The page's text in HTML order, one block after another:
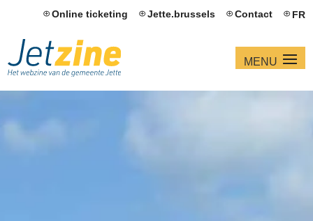
Online ticketing Jette.brussels Contact FR